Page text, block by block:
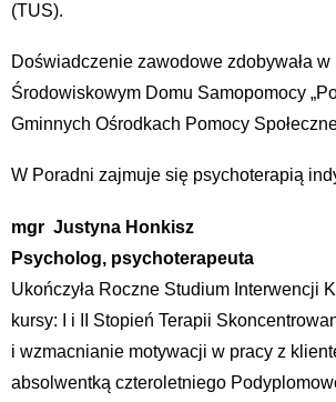
(TUS).
Doświadczenie zawodowe zdobywała
Środowiskowym Domu Samopomocy
Gminnych Ośrodkach Pomocy
W Poradni zajmuje się psychoterapią
mgr Justyna Honkisz
Psycholog, psychoterapeuta
Ukończyła Roczne Studium Interwencji
kursy: I i II Stopień Terapii
i wzmacnianie motywacji w pracy z
absolwentką czteroletniego